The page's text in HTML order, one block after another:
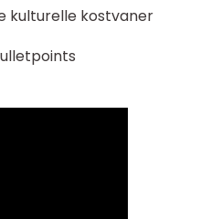
kulturelle kostvaner